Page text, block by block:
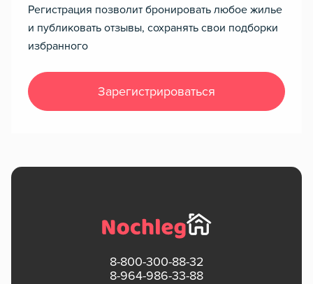
Регистрация позволит бронировать любое жилье
и публиковать отзывы, сохранять свои подборки
избранного
Зарегистрироваться
8-800-300-88-32
8-964-986-33-88